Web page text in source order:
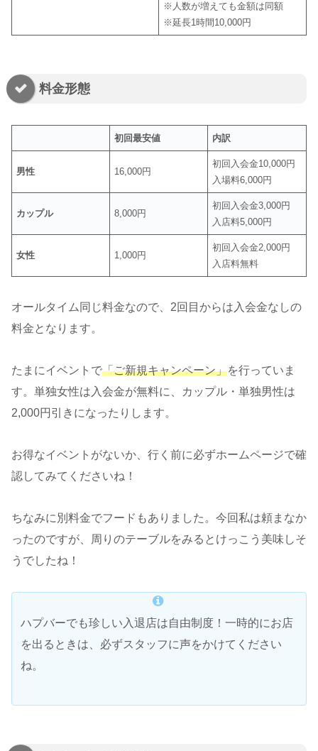
※人数が増えても金額は同額
※延長1時間10,000円
料金形態
初回最安値 内訳
男性 16,000円
初回入会金10,000円
入場料6,000円
カップル 8,000円
初回入会金3,000円
入店料5,000円
女性 1,000円
初回入会金2,000円
入店料無料
オールタイム同じ料金なので、2回目からは入会金なしの
料金となります。
たまにイベントで「ご新規キャンペーン」を行っていま
す。単独女性は入会金が無料に、カップル・単独男性は
2,000円引きになったりします。
お得なイベントがないか、行く前に必ずホームページで確
認してみてくださいね！
ちなみに別料金でフードもありました。今回私は頼まなか
ったのですが、周りのテーブルをみるとけっこう美味しそ
うでしたね！
ハプバーでも珍しい入退店は自由制度！一時的にお店
を出るときは、必ずスタッフに声をかけてください
ね。